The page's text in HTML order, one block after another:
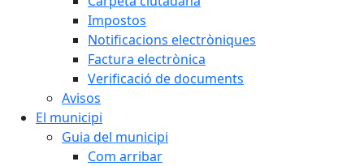
Impostos
Notificacions electròniques
Factura electrònica
Verificació de documents
Avisos
El municipi
Guia del municipi
Com arribar